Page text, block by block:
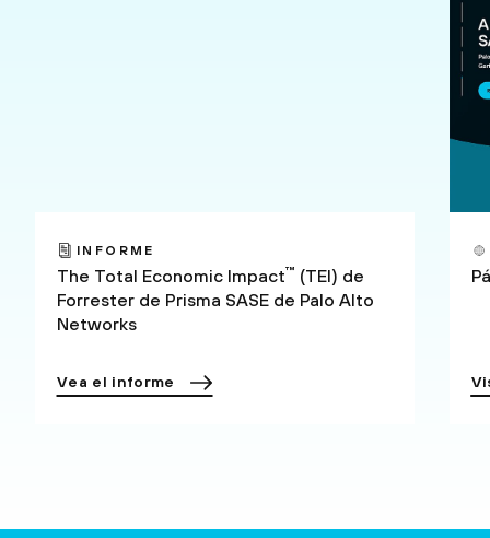
INFORME
The Total Economic Impact™ (TEI) de
Forrester de Prisma SASE de Palo Alto
Networks
Vea el informe